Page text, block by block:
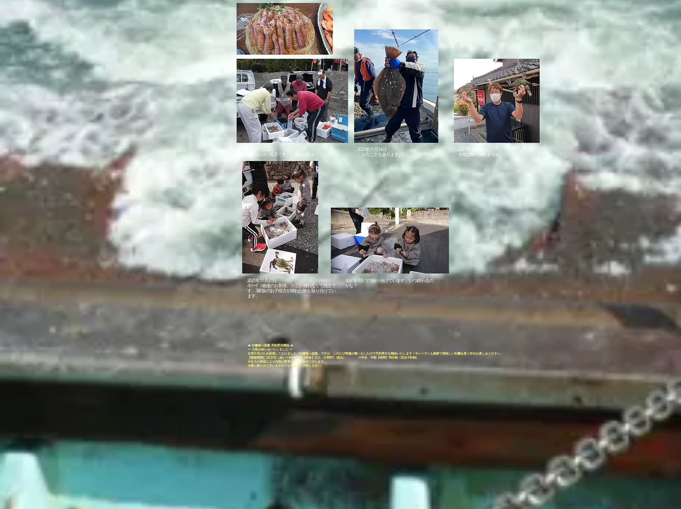
​捕れた物の山分け風景です。じゃんけんｏｒくじ？
2021年11月14日​
こんなこともあります。
2021年11月20日​
今年は蟹が捕れません。
2021年11月27日
今ｼｰｽﾞﾝ最後のお客様、カニが捕れなくて残念で
す。3家族のお子様方が捕れた物を振り分けてい
ます。
エビを1匹づつ振り分けています。いつ終わるの
かな？
🦪 牡蠣食べ放題 予約受付開始 🦪
〜 大変お待たせいたしました 〜
生育不良のため延期しておりました「牡蠣食べ放題」ですが、このたび準備が整いましたので予約受付を開始いたします！今シーズンも新鮮で美味しい牡蠣を思う存分お楽しみください。
【開催期間】2月27日（金）〜4月頃まで【料金】大人 2,900円（税込） 小学生 半額【時間】90分制（完全予約制）
※仕入れ状況により内容が変更になる場合がございます。
※数に限りがございますのでお早めにご予約ください。